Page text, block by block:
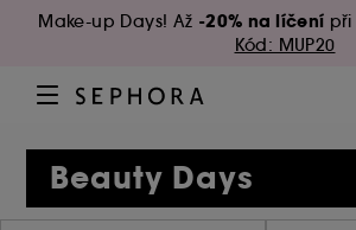
Make-up Days! Až -20% na líčení
Kód: MUP20
Beauty Days